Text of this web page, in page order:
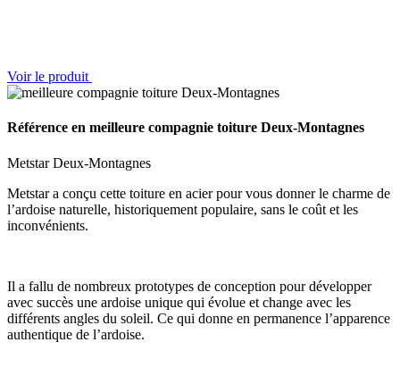
Voir le produit
Référence en meilleure compagnie toiture Deux-Montagnes
Metstar Deux-Montagnes
Metstar a conçu cette toiture en acier pour vous donner le charme de
l’ardoise naturelle, historiquement populaire, sans le coût et les
inconvénients.
Il a fallu de nombreux prototypes de conception pour développer
avec succès une ardoise unique qui évolue et change avec les
différents angles du soleil. Ce qui donne en permanence l’apparence
authentique de l’ardoise.